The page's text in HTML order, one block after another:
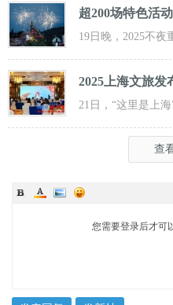
超200场特色活
19日晚，2025不
界啤酒文化节发动
2025上海文旅发
21日，“这里是上
会在渝举行，全方
查
您需要登录后才可